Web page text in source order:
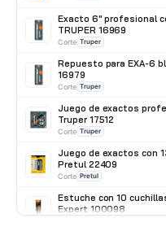
Exacto 6" profesional
TRUPER 16969
Corte Truper
Repuesto para EXA-6
16979
Corte Truper
Juego de exactos
Truper 17512
Corte Truper
Juego de exactos con
Pretul 22409
Corte Pretul
Estuche con 10
Expert 100098